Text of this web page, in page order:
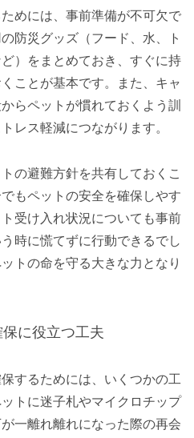
めには、事前準備が不可欠で
防災グッズ（フード、水、ト
）をまとめておき、すぐに持
ことが基本です。また、キャ
らペットが慣れておくよう訓
レス軽減につながります。
の避難方針を共有しておくこ
もペットの安全を確保しやす
受け入れ状況についても事前
時に慌てずに行動できるでし
トの命を守る大きな力となり
に役立つ工夫
するためには、いくつかの工
トに迷子札やマイクロチップ
一離れ離れになった際の再会